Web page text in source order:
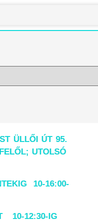
ÜLLŐI ÚT 95.
UTOLSÓ
10-16:00-
IG